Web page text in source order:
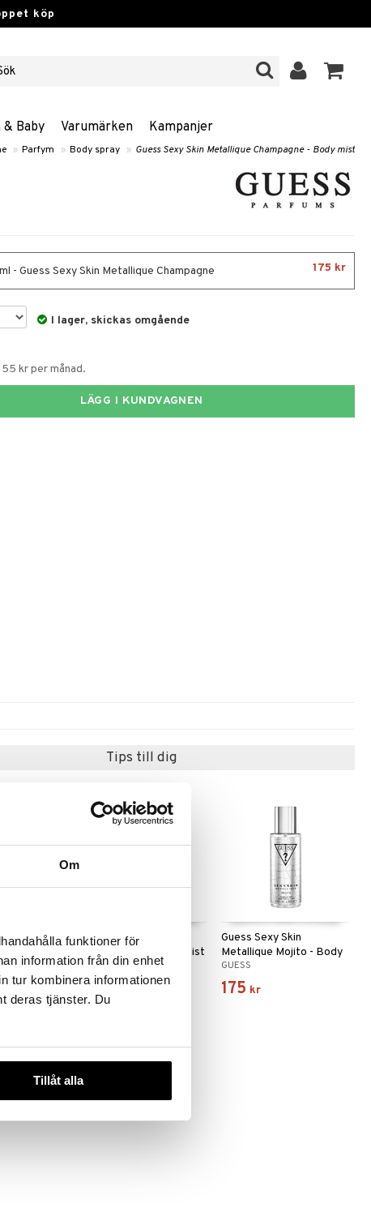
Om
funktioner för
information från din enhet
tur kombinera informationen
deras tjänster. Du
Tillåt alla
köp
Baby Varumärken Kampanjer
» Parfym » Body spray » Guess Sexy Skin Metallique Champagne - Body mist
- Guess Sexy Skin Metallique Champagne 175 kr
I lager, skickas omgående
kr per månad.
LÄGG I KUNDVAGNEN
Tips till dig
Venezia -
Guess Ibiza Radiant
Shimmer - Fragrance Mist
GUESS
145
Guess Sexy Skin
Metallique Mojito - Body
mist
GUESS
175 kr